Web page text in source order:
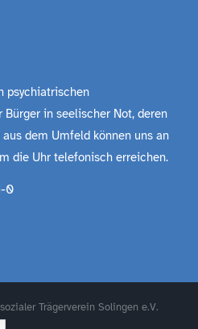
psychiatrischen
Bürger in seelischer Not, deren
dem Umfeld können uns an
die Uhr telefonisch erreichen.
0
Trägerverein Solingen e.V.